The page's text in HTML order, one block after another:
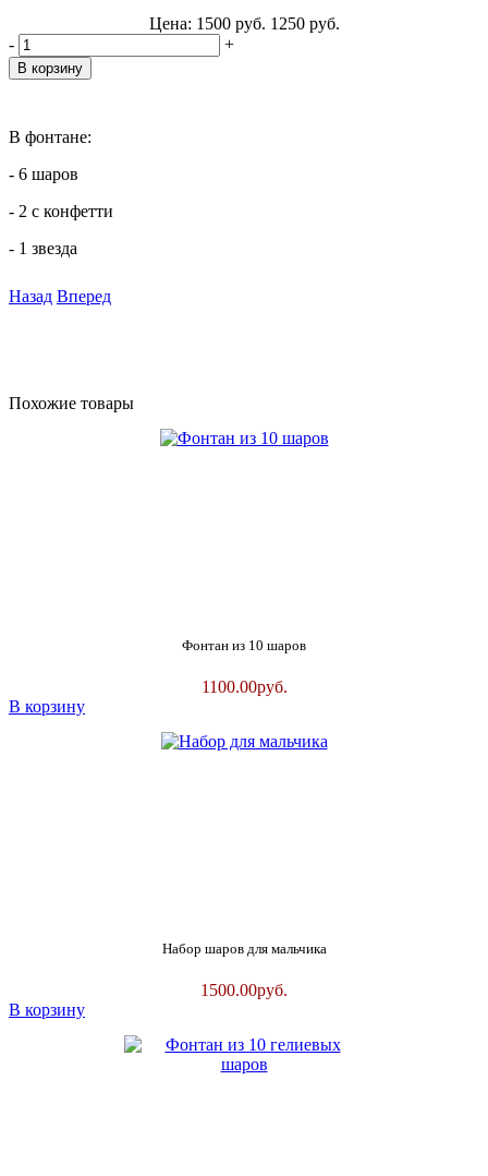
Цена: 1500 руб. 1250 руб.
-
+
В фонтане:
- 6 шаров
- 2 с конфетти
- 1 звезда
Назад Вперед
Похожие товары
Фонтан из 10 шаров
1100.00руб.
В корзину
Набор шаров для мальчика
1500.00руб.
В корзину